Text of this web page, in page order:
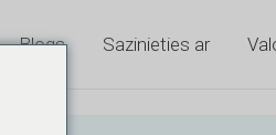
Blogs Sazinieties ar